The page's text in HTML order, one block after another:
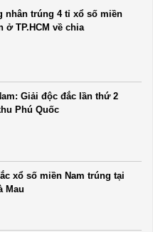
nhân trúng 4 tỉ xổ số miền
ở TP.HCM về chia
Giải độc đắc lần thứ 2
Phú Quốc
xổ số miền Nam trúng tại
Mau